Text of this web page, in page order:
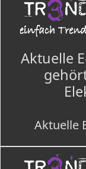
Aktuelle
Aktuelle